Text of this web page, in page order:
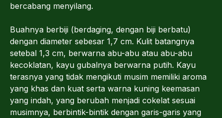
bercabang menyilang.
Buahnya berbiji (berdaging, dengan biji berbatu)
dengan diameter sebesar 1,7 cm. Kulit batangnya
setebal 1,3 cm, berwarna abu-abu atau abu-abu
kecoklatan, kayu gubalnya berwarna putih. Kayu
terasnya yang tidak mengikuti musim memiliki aroma
yang khas dan kuat serta warna kuning keemasan
yang indah, yang berubah menjadi cokelat sesuai
musimnya, berbintik-bintik dengan garis-garis yang